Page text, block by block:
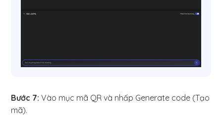
Bước 7:Vào mục mã QR và nhấp Generate code (Tạo
mã).